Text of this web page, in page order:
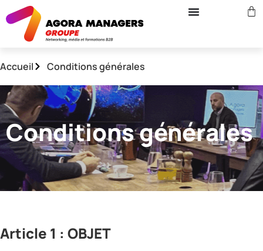
Accueil Conditions générales
Conditions générales
Article 1 : OBJET